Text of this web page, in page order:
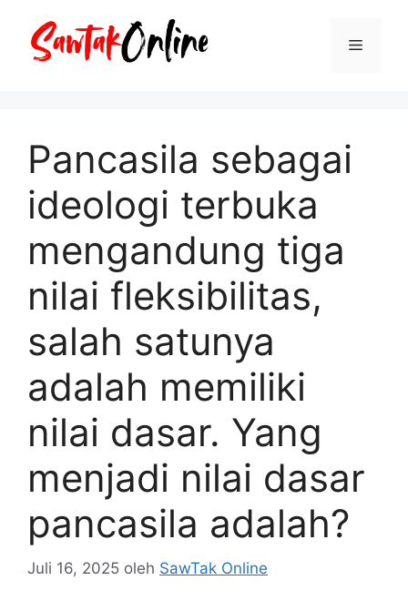
Menu
Pancasila sebagai
ideologi terbuka
mengandung tiga
nilai fleksibilitas,
salah satunya
adalah memiliki
nilai dasar. Yang
menjadi nilai dasar
pancasila adalah?
Juli 16, 2025 oleh SawTak Online